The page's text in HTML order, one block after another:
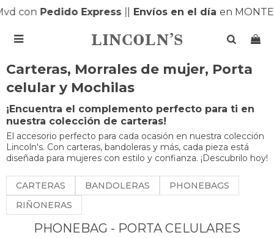
conPedido Express||Envíos en el díaen

Carteras, Morrales de mujer, Porta
celular y Mochilas
¡Encuentra el complemento perfecto para ti en
nuestra colección de carteras!
El accesorio perfecto para cada ocasión en nuestra colección
Lincoln's. Con carteras, bandoleras y más, cada pieza está
diseñada para mujeres con estilo y confianza. ¡Descubrilo hoy!
CARTERAS BANDOLERAS
PHONEBAGS
RIÑONERAS
PHONEBAG - PORTA CELULARES